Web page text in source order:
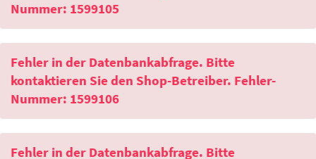
Nummer: 1599105
Fehler in der Datenbankabfrage. Bitte
kontaktieren Sie den Shop-Betreiber. Fehler-
Nummer: 1599106
Fehler in der Datenbankabfrage. Bitte